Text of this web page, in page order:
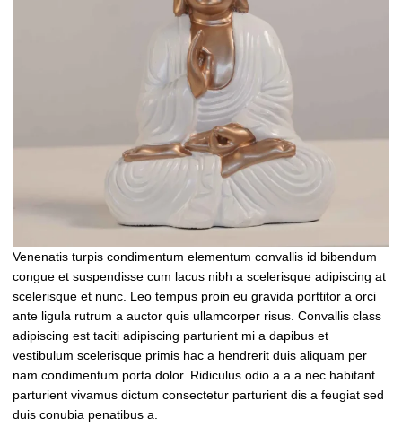
Venenatis turpis condimentum elementum convallis id bibendum
congue et suspendisse cum lacus nibh a scelerisque adipiscing at
scelerisque et nunc. Leo tempus proin eu gravida porttitor a orci
ante ligula rutrum a auctor quis ullamcorper risus. Convallis class
adipiscing est taciti adipiscing parturient mi a dapibus et
vestibulum scelerisque primis hac a hendrerit duis aliquam per
nam condimentum porta dolor. Ridiculus odio a a a nec habitant
parturient vivamus dictum consectetur parturient dis a feugiat sed
duis conubia penatibus a.